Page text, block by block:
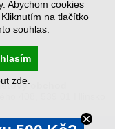
obchod
Abychom cookies
na tlačítko
souhlas.
zde.